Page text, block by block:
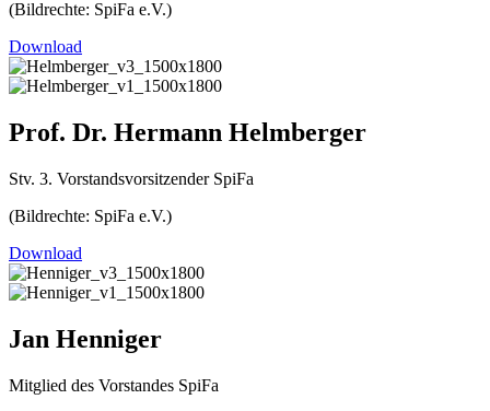
(Bildrechte: SpiFa e.V.)
Download
Prof. Dr. Hermann Helmberger
Stv. 3. Vorstandsvorsitzender SpiFa
(Bildrechte: SpiFa e.V.)
Download
Jan Henniger
Mitglied des Vorstandes SpiFa